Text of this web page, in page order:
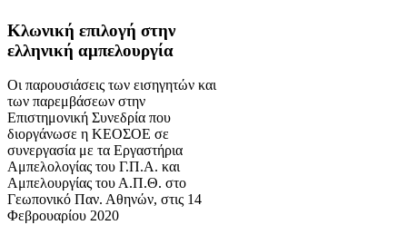
Κλωνική επιλογή στην
ελληνική αμπελουργία
Οι παρουσιάσεις των εισηγητών και
των παρεμβάσεων στην
Επιστημονική Συνεδρία που
διοργάνωσε η ΚΕΟΣΟΕ σε
συνεργασία με τα Εργαστήρια
Αμπελολογίας του Γ.Π.Α. και
Αμπελουργίας του Α.Π.Θ. στο
Γεωπονικό Παν. Αθηνών, στις 14
Φεβρουαρίου 2020